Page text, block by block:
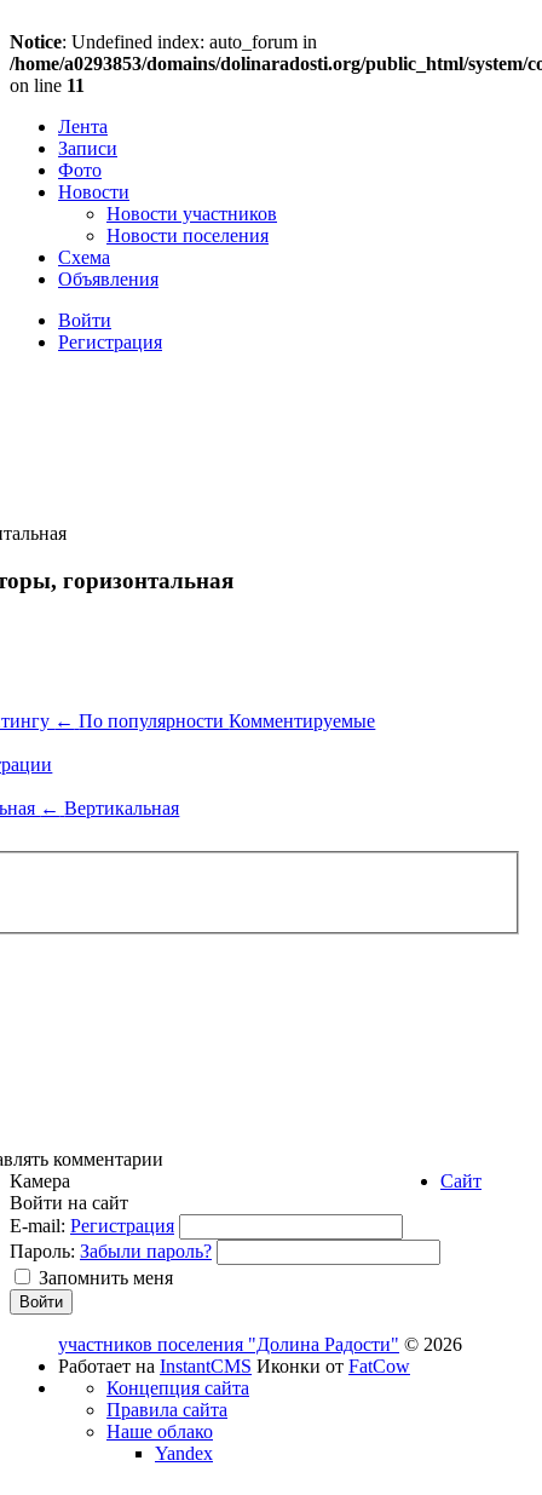
Notice: Undefined index: auto_forum in
/home/a0293853/domains/dolinaradosti.org/public_html/
on line 11
Лента
Записи
Фото
Новости
Новости участников
Новости поселения
Схема
Объявления
Войти
Регистрация
горизонтальная
← По популярностиКомментируемые
← Вертикальная
комментарии
Камера
Войти на сайт
E-mail: Регистрация
Пароль: Забыли пароль?
Запомнить меня
Сайт
участников поселения "Долина Радости" © 2026
Работает на InstantCMS Иконки от FatCow
Концепция сайта
Правила сайта
Наше облако
Yandex